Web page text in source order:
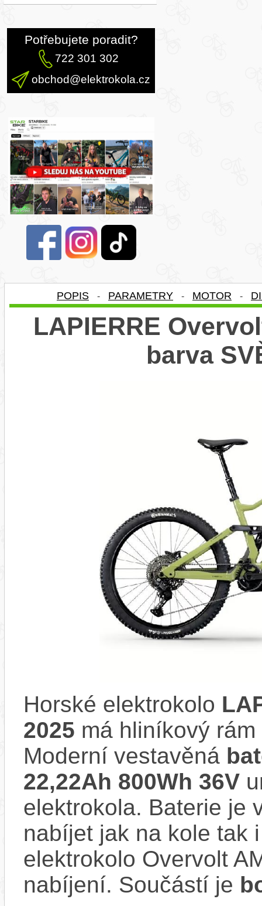
Potřebujete poradit?
722 301 302
obchod@elektrokola.cz
POPIS - PARAMETRY - MOTOR -
LAPIERRE
barva
Horské elektrokolo
2025 má hliníkový
Moderní vestavěná
22,22Ah 800Wh 36V
elektrokola. Baterie je
nabíjet jak na kole tak
elektrokolo Overvolt
nabíjení. Součástí je